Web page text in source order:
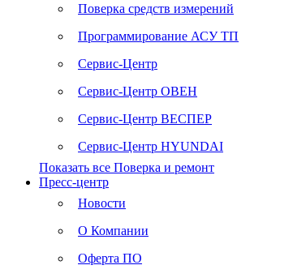
Поверка средств измерений
Программирование АСУ ТП
Сервис-Центр
Сервис-Центр ОВЕН
Сервис-Центр ВЕСПЕР
Сервис-Центр HYUNDAI
Показать все Поверка и ремонт
Пресс-центр
Новости
О Компании
Оферта ПО